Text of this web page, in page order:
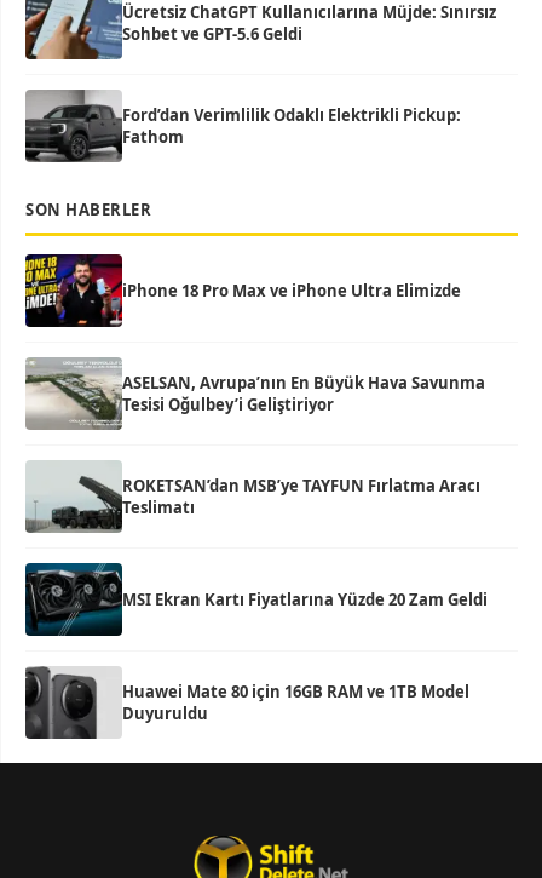
Ücretsiz ChatGPT Kullanıcılarına Müjde: Sınırsız
Sohbet ve GPT-5.6 Geldi
Ford’dan Verimlilik Odaklı Elektrikli Pickup:
Fathom
SON HABERLER
iPhone 18 Pro Max ve iPhone Ultra Elimizde
ASELSAN, Avrupa’nın En Büyük Hava Savunma
Tesisi Oğulbey’i Geliştiriyor
ROKETSAN’dan MSB’ye TAYFUN Fırlatma Aracı
Teslimatı
MSI Ekran Kartı Fiyatlarına Yüzde 20 Zam Geldi
Huawei Mate 80 için 16GB RAM ve 1TB Model
Duyuruldu